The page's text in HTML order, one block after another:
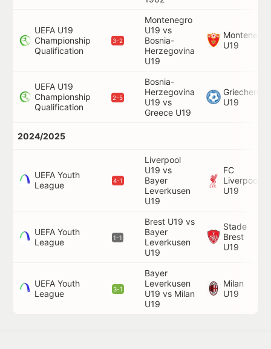
UEFA U19
Championship
Qualification
3-2
Montenegro
U19 vs
Bosnia-
Herzegovina
U19
Montenegro
U19
UEFA U19
Championship
Qualification
2-5
Bosnia-
Herzegovina
U19 vs
Greece U19
U19
2024/2025
UEFA Youth
League
4-1
Liverpool
U19 vs
Bayer
Leverkusen
U19
FC
Liverpool
U19
UEFA Youth
League
1-1
Brest U19 vs
Bayer
Leverkusen
U19
Stade
Brest
U19
UEFA Youth
League
3-1
Bayer
Leverkusen
U19 vs Milan
U19
Milan
U19